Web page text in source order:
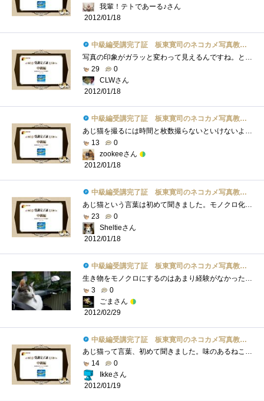
我輩！テトであーる♪さん
2012/01/18
中級編受講完了証 板東寛司のネコカメ写真教室パート2
写真の印象がガラッと変わって見えるんですね。とても良いと感じました。同じことを、風景や人物で試してみるのも良いかもしれませんね。私�...
29
0
CLWさん
2012/01/18
中級編受講完了証 板東寛司のネコカメ写真教室パート2
あじ猫を撮るには時間と枚数撮らないといけないような感じですね。モノクロ写真は絵画的でいいですね。カラーが当たり前の今では逆に新鮮に�...
13
0
zookeeさん
2012/01/18
中級編受講完了証 板東寛司のネコカメ写真教室パート2
あじ猫という言葉は初めて聞きました。モノクロ化も単純にモノクロに変更するだけではなくてコントラストを調整したりと猫の表情を引きたて�...
23
0
Sheltieさん
2012/01/18
中級編受講完了証 板東寛司のネコカメ写真教室パート2
生き物をモノクロにするのはあまり経験がなかったけど、やってみると雰囲気が変わって面白いと思いましたでも、そのさじ加減が難し～ レタ�...
3
0
ごまさん
2012/02/29
中級編受講完了証 板東寛司のネコカメ写真教室パート2
あじ猫って言葉、初めて聞きました。味のあるねこ？モノクロの写真もいい味出しています。昨日見たトップもモノクロでした。関係ないけど。Ph...
14
0
Ikkeさん
2012/01/19